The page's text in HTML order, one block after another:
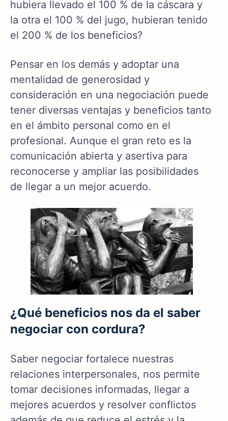
hubiera llevado el 100 % de la cáscara y
la otra el 100 % del jugo, hubieran tenido
el 200 % de los beneficios?
Pensar en los demás y adoptar una
mentalidad de generosidad y
consideración en una negociación puede
tener diversas ventajas y beneficios tanto
en el ámbito personal como en el
profesional. Aunque el gran reto es la
comunicación abierta y asertiva para
reconocerse y ampliar las posibilidades
de llegar a un mejor acuerdo.
¿Qué beneficios nos da el saber
negociar con cordura?
Saber negociar fortalece nuestras
relaciones interpersonales, nos permite
tomar decisiones informadas, llegar a
mejores acuerdos y resolver conflictos